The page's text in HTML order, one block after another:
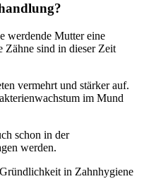
werdende Mutter eine
Zähne sind in dieser Zeit
vermehrt und stärker auf.
im Mund
schon in der
werden.
in Zahnhygiene